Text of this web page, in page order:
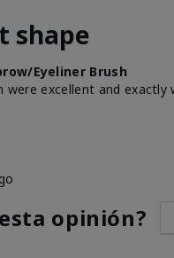
shape
Eyeliner Brush
were excellent and
opinión?